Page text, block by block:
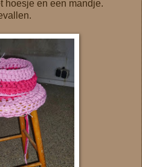
hoesje en een mandje.